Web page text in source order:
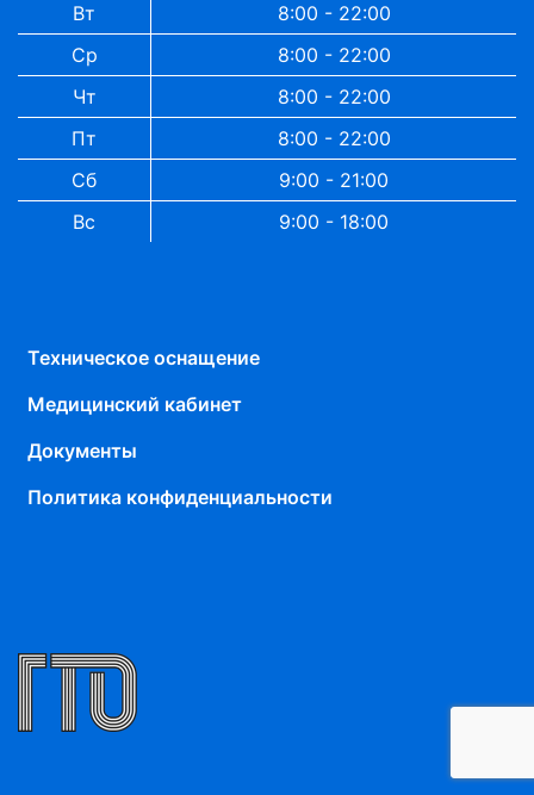
Вт
8:00 - 22:00
Ср
8:00 - 22:00
Чт
8:00 - 22:00
Пт
8:00 - 22:00
Сб
9:00 - 21:00
Вс
9:00 - 18:00
Техническое оснащение
Медицинский кабинет
Документы
Политика конфиденциальности